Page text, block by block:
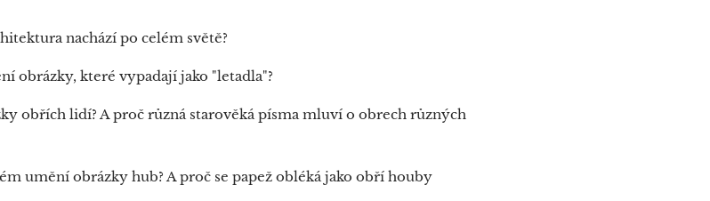
nachází po celém světě?
obrázky, které vypadají jako "letadla"?
obřích lidí? A proč různá starověká písma mluví o obrech různých
umění obrázky hub? A proč se papež obléká jako obří houby